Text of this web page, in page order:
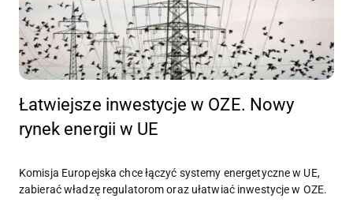
Łatwiejsze inwestycje w OZE. Nowy
rynek energii w UE
Komisja Europejska chce łączyć systemy energetyczne w UE,
zabierać władzę regulatorom oraz ułatwiać inwestycje w OZE.